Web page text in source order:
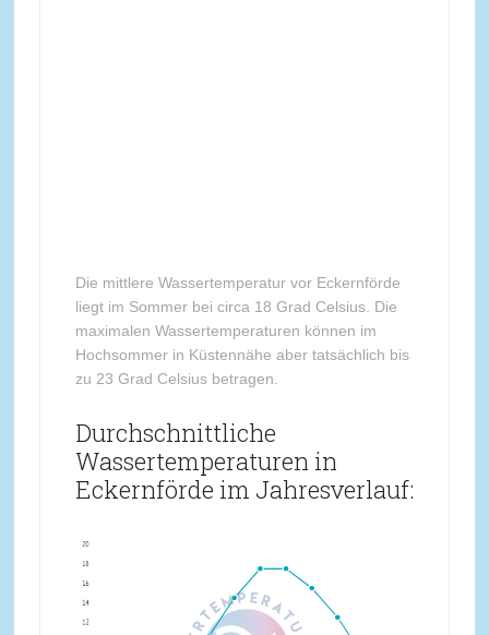
Die mittlere Wassertemperatur vor Eckernförde
liegt im Sommer bei circa 18 Grad Celsius. Die
maximalen Wassertemperaturen können im
Hochsommer in Küstennähe aber tatsächlich bis
zu 23 Grad Celsius betragen.
Durchschnittliche
Wassertemperaturen in
Eckernförde im Jahresverlauf: